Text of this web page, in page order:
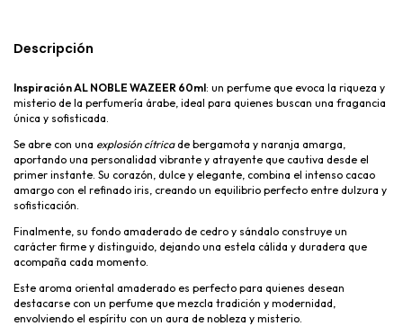
Descripción
Inspiración AL NOBLE WAZEER 60ml: un perfume que evoca la riqueza y
misterio de la perfumería árabe, ideal para quienes buscan una fragancia
única y sofisticada.
Se abre con una explosión cítricade bergamota y naranja amarga,
aportando una personalidad vibrante y atrayente que cautiva desde el
primer instante. Su corazón, dulce y elegante, combina el intenso cacao
amargo con el refinado iris, creando un equilibrio perfecto entre dulzura y
sofisticación.
Finalmente, su fondo amaderado de cedro y sándalo construye un
carácter firme y distinguido, dejando una estela cálida y duradera que
acompaña cada momento.
Este aroma oriental amaderado es perfecto para quienes desean
destacarse con un perfume que mezcla tradición y modernidad,
envolviendo el espíritu con un aura de nobleza y misterio.